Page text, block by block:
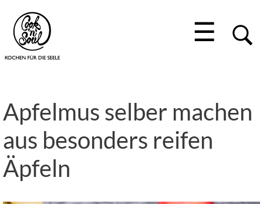
☰
Apfelmus selber machen
aus besonders reifen
Äpfeln